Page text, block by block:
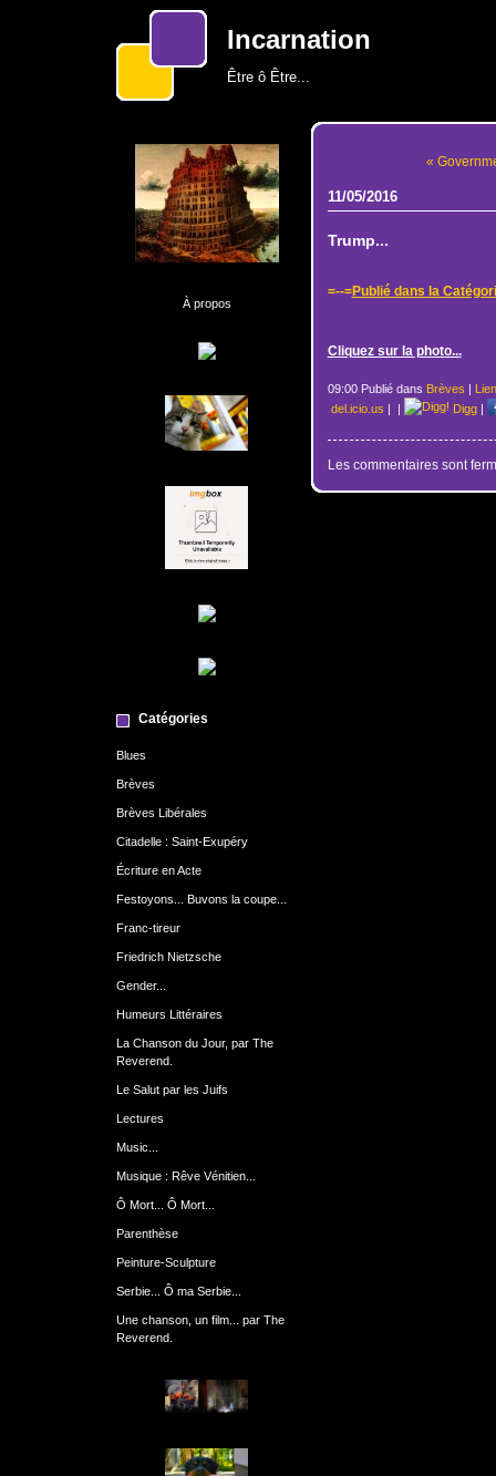
Incarnation
Être ô Être...
À propos
Catégories
Blues
Brèves
Brèves Libérales
Citadelle : Saint-Exupéry
Écriture en Acte
Festoyons... Buvons la coupe...
Franc-tireur
Friedrich Nietzsche
Gender...
Humeurs Littéraires
La Chanson du Jour, par The
Reverend.
Le Salut par les Juifs
Lectures
Music...
Musique : Rêve Vénitien...
Ô Mort... Ô Mort...
Parenthèse
Peinture-Sculpture
Serbie... Ô ma Serbie...
Une chanson, un film... par The
Reverend.
«
11/05/2016
Trump...
=--=Publié dans la
Cliquez sur la photo...
09:00 Publié dans Brèves |
del.icio.us | | Digg|
Les commentaires sont